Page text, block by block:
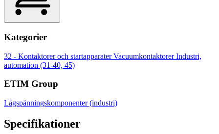
Kategorier
32 - Kontaktorer och startapparaterVacuumkontaktorerIndustri,
automation (31-40, 45)
ETIM Group
Lågspänningskomponenter (industri)
Specifikationer